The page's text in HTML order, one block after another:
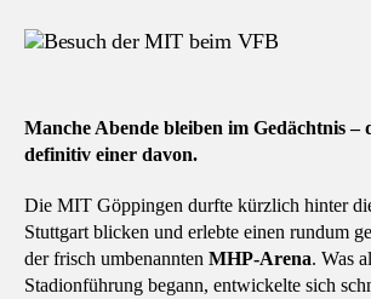
in
Manche Abende bleiben im Gedächtnis –
definitiv einer davon.
Die MIT Göppingen durfte kürzlich hinter
Stuttgart blicken und erlebte einen rundum
der frisch umbenannten MHP-Arena. Was
Stadionführung begann, entwickelte sich